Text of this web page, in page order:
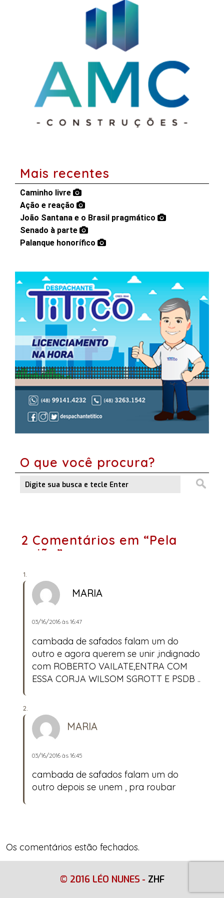
Mais recentes
Caminho livre
Ação e reação
João Santana e o Brasil pragmático
Senado à parte
Palanque honorífico
O que você procura?
2 Comentários em “Pela
união”
MARIA
03/16/2016 às 16:47
cambada de safados falam um do
outro e agora querem se unir ,indignado
com ROBERTO VAILATE,ENTRA COM
ESSA CORJA WILSOM SGROTT E PSDB ..
MARIA
03/16/2016 às 16:45
cambada de safados falam um do
outro depois se unem , pra roubar
Os comentários estão fechados.
© 2016 LÉO NUNES - ZHF